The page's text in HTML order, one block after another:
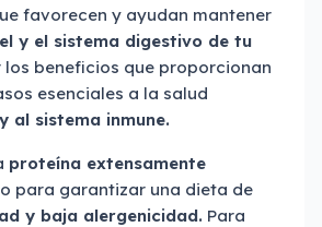
favorecen y ayudan mantener
y el sistema digestivo de tu
los beneficios que proporcionan
esenciales a la salud
al sistema inmune.
proteína extensamente
para garantizar una dieta de
y baja alergenicidad. Para